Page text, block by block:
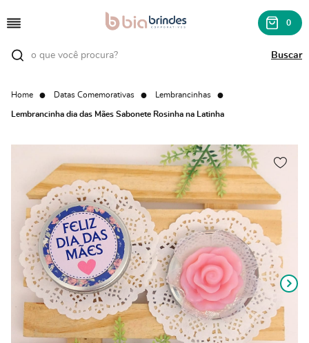
0
Home Datas Comemorativas Lembrancinhas
Lembrancinha dia das Mães Sabonete Rosinha na Latinha